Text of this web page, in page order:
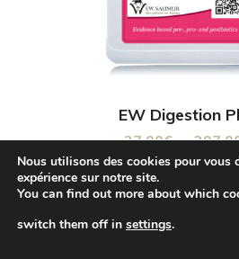
du
produit
produit
a
plusieurs
EW Digestion
27.00€ –
Nous utilisons des cookies pour vous
expérience sur notre site.
You can find out more about which
switch them off in settings.